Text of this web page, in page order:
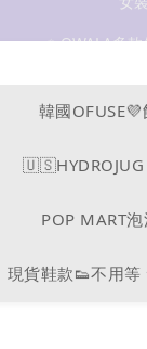
韓國OFUSE💜
🇺🇸HYDROJUG
POP MART
現貨鞋款👟不用等